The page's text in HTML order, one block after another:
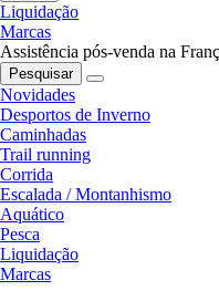
Liquidação
Marcas
Assistência pós-venda na
Pesquisar
Novidades
Desportos de Inverno
Caminhadas
Trail running
Corrida
Escalada / Montanhismo
Aquático
Pesca
Liquidação
Marcas